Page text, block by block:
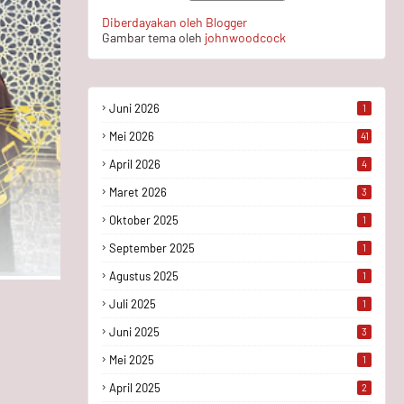
Diberdayakan oleh Blogger
Gambar tema oleh johnwoodcock
Juni 2026 1
Mei 2026 41
April 2026 4
Maret 2026 3
Oktober 2025 1
September 2025 1
Agustus 2025 1
Juli 2025 1
Juni 2025 3
Mei 2025 1
April 2025 2